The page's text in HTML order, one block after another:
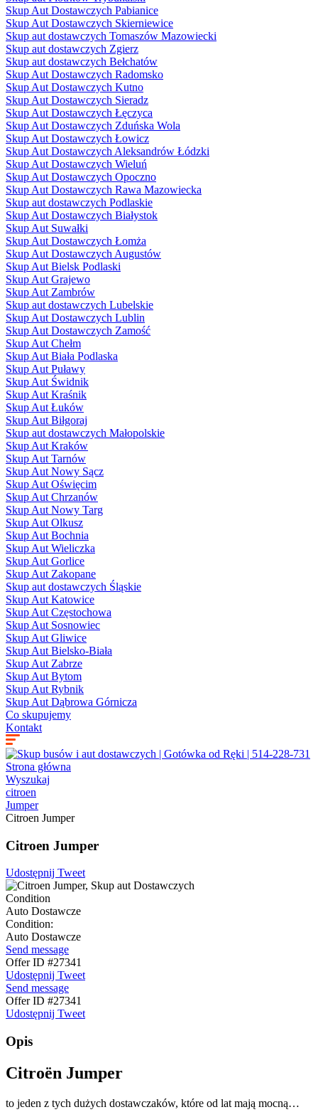
Skup Aut Dostawczych Pabianice
Skup Aut Dostawczych Skierniewice
Skup aut dostawczych Tomaszów Mazowiecki
Skup aut dostawczych Zgierz
Skup aut dostawczych Bełchatów
Skup Aut Dostawczych Radomsko
Skup Aut Dostawczych Kutno
Skup Aut Dostawczych Sieradz
Skup Aut Dostawczych Łęczyca
Skup Aut Dostawczych Zduńska Wola
Skup Aut Dostawczych Łowicz
Skup Aut Dostawczych Aleksandrów Łódzki
Skup Aut Dostawczych Wieluń
Skup Aut Dostawczych Opoczno
Skup Aut Dostawczych Rawa Mazowiecka
Skup aut dostawczych Podlaskie
Skup Aut Dostawczych Białystok
Skup Aut Suwałki
Skup Aut Dostawczych Łomża
Skup Aut Dostawczych Augustów
Skup Aut Bielsk Podlaski
Skup Aut Grajewo
Skup Aut Zambrów
Skup aut dostawczych Lubelskie
Skup Aut Dostawczych Lublin
Skup Aut Dostawczych Zamość
Skup Aut Chełm
Skup Aut Biała Podlaska
Skup Aut Puławy
Skup Aut Świdnik
Skup Aut Kraśnik
Skup Aut Łuków
Skup Aut Biłgoraj
Skup aut dostawczych Małopolskie
Skup Aut Kraków
Skup Aut Tarnów
Skup Aut Nowy Sącz
Skup Aut Oświęcim
Skup Aut Chrzanów
Skup Aut Nowy Targ
Skup Aut Olkusz
Skup Aut Bochnia
Skup Aut Wieliczka
Skup Aut Gorlice
Skup Aut Zakopane
Skup aut dostawczych Śląskie
Skup Aut Katowice
Skup Aut Częstochowa
Skup Aut Sosnowiec
Skup Aut Gliwice
Skup Aut Bielsko-Biała
Skup Aut Zabrze
Skup Aut Bytom
Skup Aut Rybnik
Skup Aut Dąbrowa Górnicza
Co skupujemy
Kontakt
Strona główna
Wyszukaj
citroen
Jumper
Citroen Jumper
Citroen Jumper
Udostępnij Tweet
Condition
Auto Dostawcze
Condition:
Auto Dostawcze
Send message
Offer ID #27341
Udostępnij Tweet
Send message
Offer ID #27341
Udostępnij Tweet
Opis
Citroën Jumper
to jeden z tych dużych dostawczaków, które od lat mają mocną…